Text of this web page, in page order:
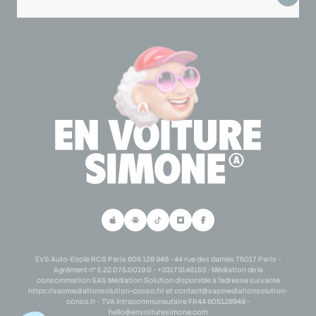
Lexique code de la route
Personne en situation de handicap
Demande de partenariat scolaire
Demande de partenariat B2B
EVS Auto-Ecole RCS Paris 805 128 949 - 44 rue des dames 75017 Paris -
Agrément n° E.22.075.0019.0 - +33173148153 - Médiation de la
consommation SAS Médiation Solution disponible à l'adresse suivante
https://sasmediationsolution-conso.fr/ etcontact@sasmediationsolution-
conso.fr - TVA Intracommunautaire FR44 805128949 -
hello@envoituresimone.com